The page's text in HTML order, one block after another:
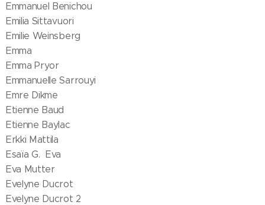
Emmanuel Benichou
Emilia Sittavuori
Emilie Weinsberg
Emma
Emma Pryor
Emmanuelle Sarrouyi
Emre Dikme
Etienne Baud
Etienne Baylac
Erkki Mattila
Esaïa G. Eva
Eva Mutter
Evelyne Ducrot
Evelyne Ducrot 2